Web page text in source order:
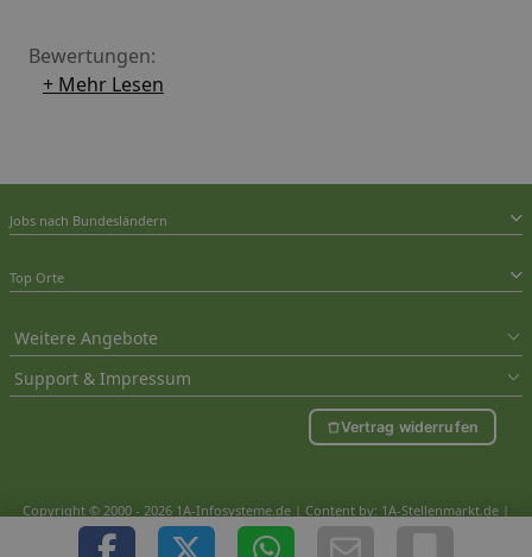
Bewertungen:
+ Mehr Lesen
Jobs nach Bundesländern
Top Orte
Weitere Angebote
Support & Impressum
Vertrag widerrufen
Copyright © 2000 - 2026 1A-Infosysteme.de | Content by: 1A-Stellenmarkt.de |
10.08.2026| CFo: nur_Artikel|SEO_anpassung ( 0.509)